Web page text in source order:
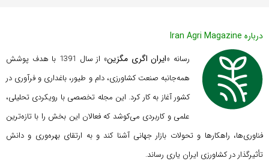
درباره Iran Agri Magazine
رسانه «ایران اگری مگزین
» از سال 1391 با هدف پوشش
همه‌جانبه صنعت کشاورزی، دام و طیور، باغداری و فرآوری در
کشور آغاز به کار کرد. این مجله تخصصی با رویکردی تحلیلی،
علمی و کاربردی می‌کوشد که فعالان این بخش را با تازه‌ترین
فناوری‌ها، راهکارها و تحولات بازار جهانی آشنا کند و به ارتقای بهره‌وری و دانش
تأثیرگذار در کشاورزی ایران یاری رساند.